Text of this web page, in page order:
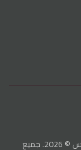
أبرشيّة طرابلس والكورة وتوابعهما للروم الأرثوذكس © 2026. جميع